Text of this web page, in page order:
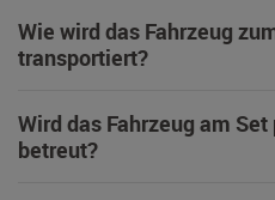
Wie wird das Fahrzeug
transportiert?
Wird das Fahrzeug am
betreut?